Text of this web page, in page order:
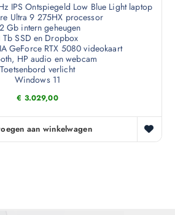
IPS Ontspiegeld Low Blue Light laptop
Ultra 9 275HX processor
Gb intern geheugen
Tb SSD en Dropbox
GeForce RTX 5080 videokaart
HP audio en webcam
Toetsenbord verlicht
Windows 11
€ 3.029,00
aan winkelwagen